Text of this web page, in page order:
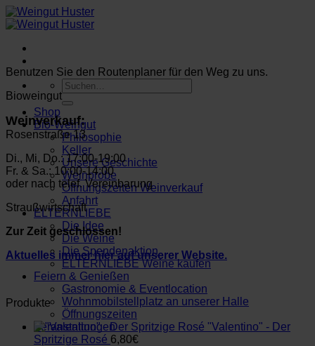
Zum
Inhalt
Suchen
nach:
Shop
Bio-Weingut
Philosophie
Keller
Unsere Geschichte
Weinprobe
Öffnungszeiten Weinverkauf
Anfahrt
ELTERNLIEBE
Die Idee
Die Weine
Die Spendenaktion
ELTERNLIEBE Weine kaufen
Feiern & Genießen
Gastronomie & Eventlocation
Wohnmobilstellplatz an unserer Halle
Öffnungszeiten
Veranstaltungen
Benutzen Sie den Routenplaner für den Weg zu uns.
Bioweingut
Weinverkauf:
Rosenstraße 13
Di., Mi, Do.: 17:00-19:00
Fr. & Sa.: 10:00-14:00
oder nach telef. Vereinbarung
Straußwirtschaft
Zur Zeit geschlossen!
Aktuelles immer hier auf unserer Website.
Produkte
"Valentino" - Der
Spritzige Rosé 6,80€